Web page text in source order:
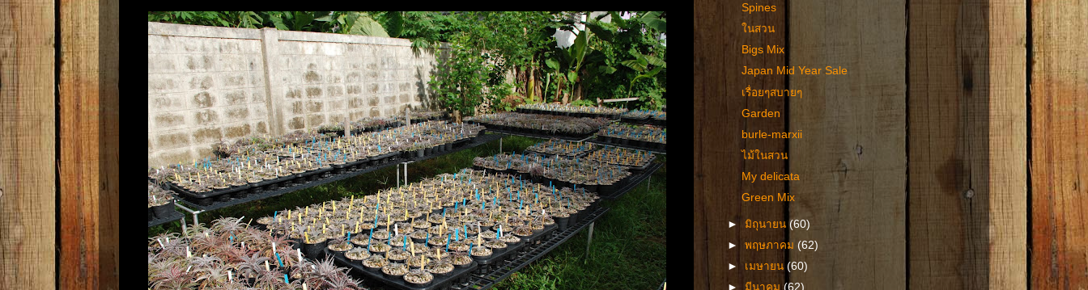
Spines
ในสวน
Bigs Mix
Japan Mid Year Sale
เรื่อยๆสบายๆ
Garden
burle-marxii
ไม้ในสวน
My delicata
Green Mix
►มิถุนายน (60)
►พฤษภาคม(62)
► เมษายน(60)
►มีนาคม(62)